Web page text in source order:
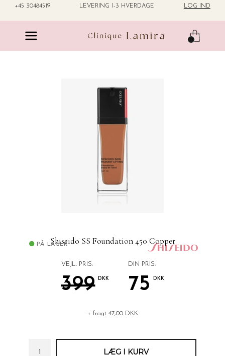
+45 30484519 LEVERING 1-3 HVERDAGE LOG IND
Shiseido SS Foundation 450 Copper
PÅ LAGER
VEJL. PRIS:
399 DKK
DIN PRIS:
75 DKK
+ fragt 47,00 DKK